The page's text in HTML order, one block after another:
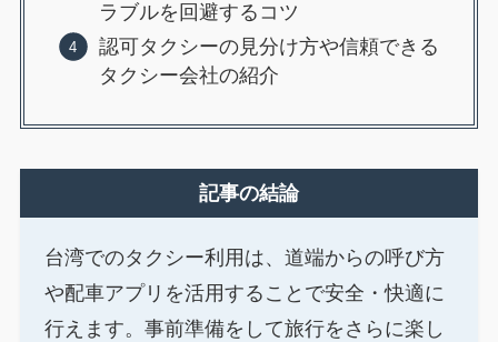
ラブルを回避するコツ
認可タクシーの見分け方や信頼できる
タクシー会社の紹介
記事の結論
台湾でのタクシー利用は、道端からの呼び方
や配車アプリを活用することで安全・快適に
行えます。事前準備をして旅行をさらに楽し